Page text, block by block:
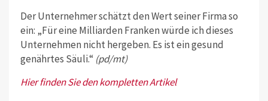
Der Unternehmer schätzt den Wert seiner Firma so
ein: „Für eine Milliarden Franken würde ich dieses
Unternehmen nicht hergeben. Es ist ein gesund
genährtes Säuli.“ (pd/mt)
Hier finden Sie den kompletten Artikel